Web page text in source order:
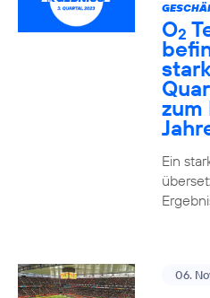
O2
zum
Ein
06.